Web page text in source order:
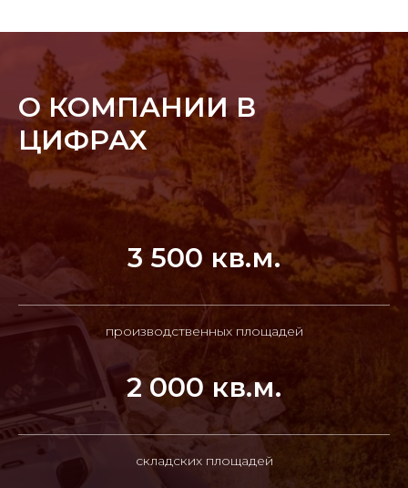
О КОМПАНИИ В
ЦИФРАХ
3 500 кв.м.
производственных площадей
2 000 кв.м.
складских площадей